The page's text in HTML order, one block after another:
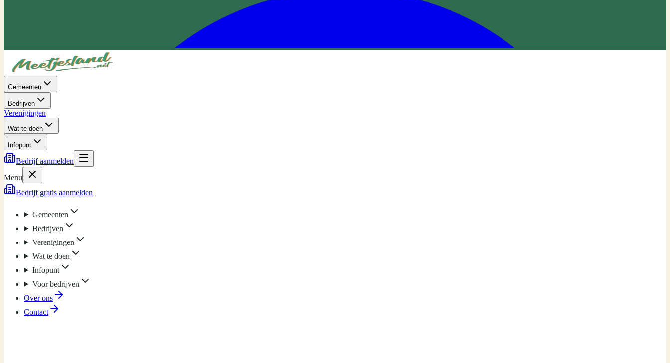
Gemeenten
Bedrijven
Verenigingen
Wat te doen
Infopunt
Bedrijf aanmelden
Menu
Bedrijf gratis aanmelden
Gemeenten
Bedrijven
Verenigingen
Wat te doen
Infopunt
Voor bedrijven
Over ons
Contact